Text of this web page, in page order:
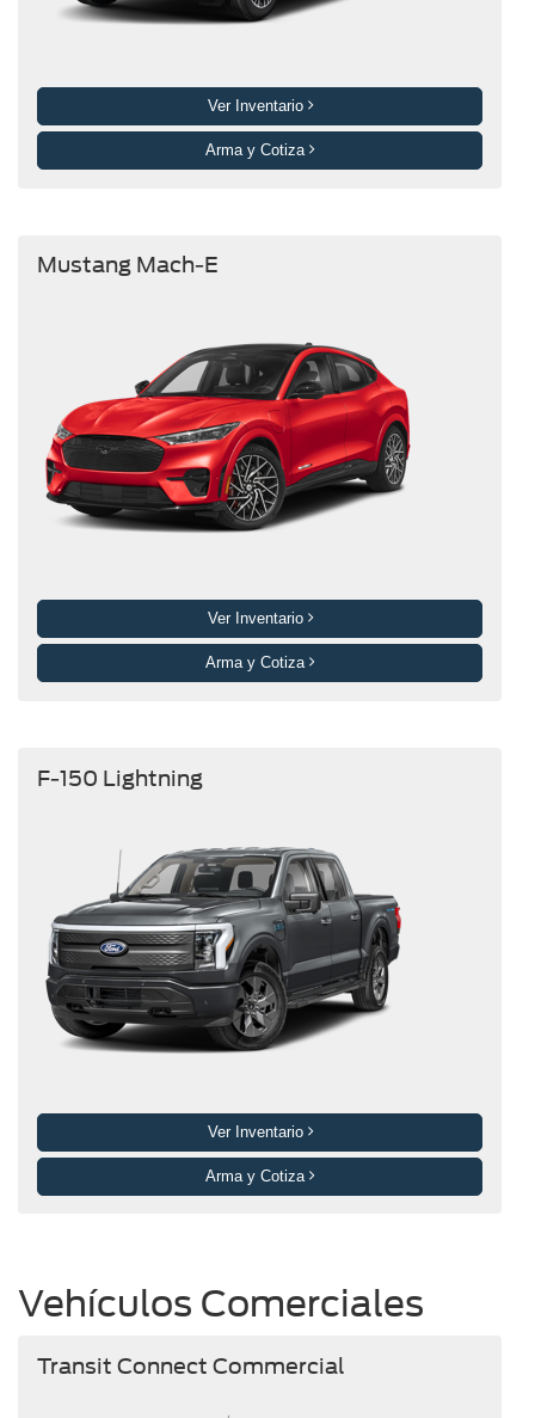
Ver Inventario
Arma y Cotiza
Mustang Mach-E
Ver Inventario
Arma y Cotiza
F-150 Lightning
Ver Inventario
Arma y Cotiza
Vehículos Comerciales
Transit Connect Commercial